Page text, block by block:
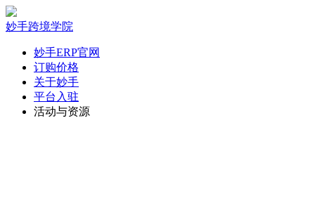
妙手跨境学院
妙手ERP官网
订购价格
关于妙手
平台入驻
活动与资源